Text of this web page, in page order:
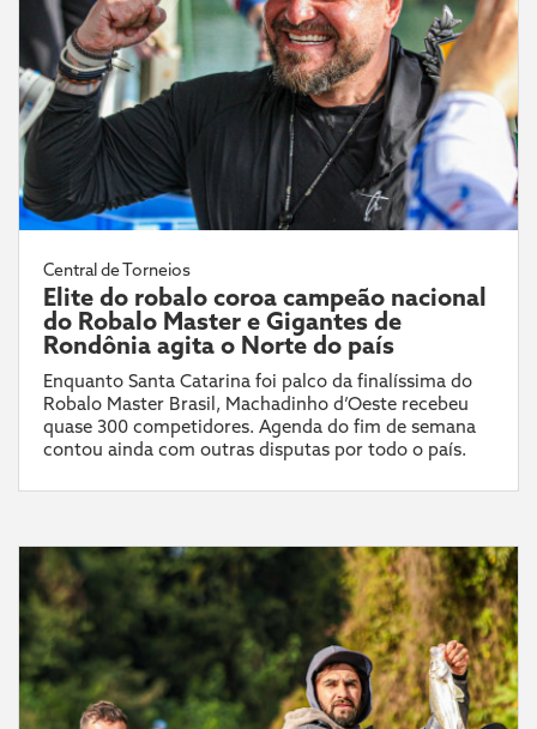
Central de Torneios
Elite do robalo coroa campeão nacional
do Robalo Master e Gigantes de
Rondônia agita o Norte do país
Enquanto Santa Catarina foi palco da finalíssima do
Robalo Master Brasil, Machadinho d’Oeste recebeu
quase 300 competidores. Agenda do fim de semana
contou ainda com outras disputas por todo o país.